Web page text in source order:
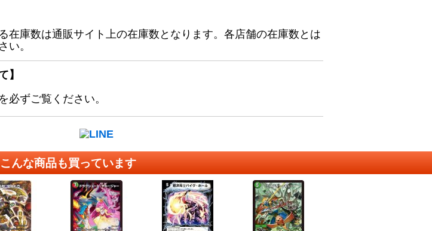
在庫数は通販サイト上の在庫数となります。各店舗の在庫数とは
い。
】
を必ずご覧ください。
んな商品も買っています